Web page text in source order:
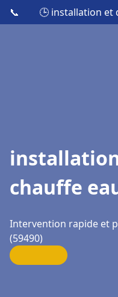
📞 🕒 installation et
chauffe
Intervention rapide et
(59490)